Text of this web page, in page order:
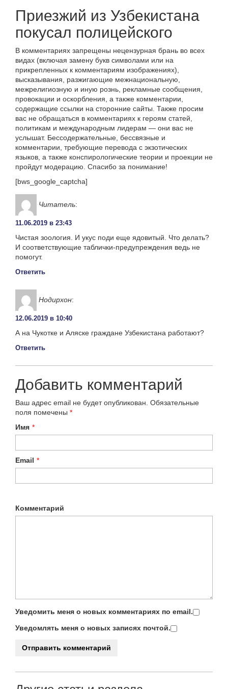
Приезжий из Узбекистана
покусал полицейского
В комментариях запрещены нецензурная брань во всех
видах (включая замену букв символами или на
прикрепленных к комментариям изображениях),
высказывания, разжигающие межнациональную,
межрелигиозную и иную рознь, рекламные сообщения,
провокации и оскорбления, а также комментарии,
содержащие ссылки на сторонние сайты. Также просим
вас не обращаться в комментариях к героям статей,
политикам и международным лидерам — они вас не
услышат. Бессодержательные, бессвязные и
комментарии, требующие перевода с экзотических
языков, а также конспирологические теории и проекции не
пройдут модерацию. Спасибо за понимание!
[bws_google_captcha]
Читатель:
11.06.2019 в 23:43
Чистая зоология. И укус поди еще ядовитый. Что делать?
И соответствующие таблички-предупреждения ведь не
помогут.
Ответить
Нодирхон:
12.06.2019 в 10:40
А на Чукотке и Аляске граждане Узбекистана работают?
Ответить
Добавить комментарий
Ваш адрес email не будет опубликован. Обязательные
поля помечены *
Имя *
Email *
Комментарий
Уведомить меня о новых комментариях по email.
Уведомлять меня о новых записях почтой.